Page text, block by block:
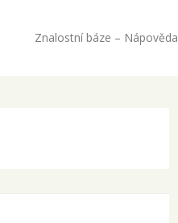
Znalostní báze – Nápověda